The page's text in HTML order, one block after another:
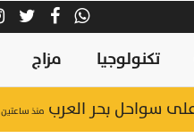
تكنولوجيا مزاج
منذ ساعتين